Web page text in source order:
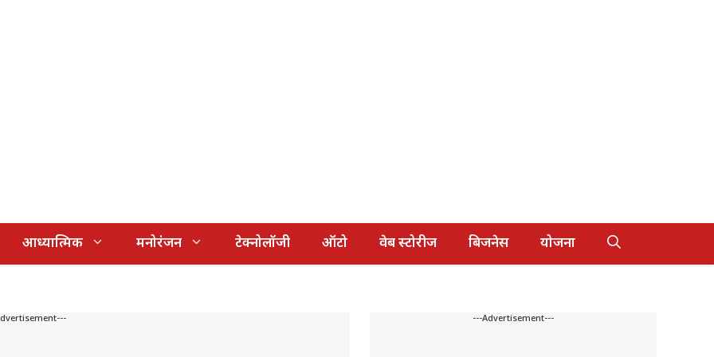
आध्यात्मिक मनोरंजन टेक्नोलॉजी ऑटो वेब स्टोरीज बिजनेस योजना
---Advertisement---